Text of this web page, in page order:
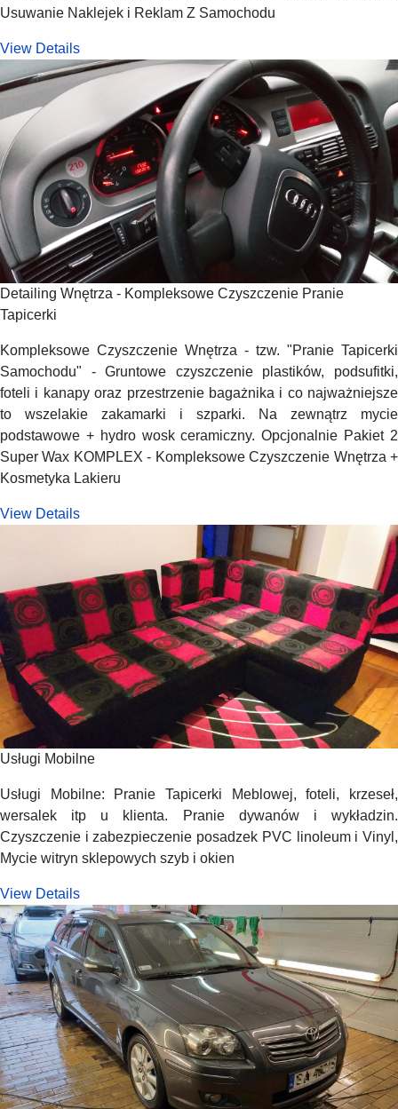
Usuwanie Naklejek i Reklam Z Samochodu
View Details
Detailing Wnętrza - Kompleksowe Czyszczenie Pranie
Tapicerki
Kompleksowe Czyszczenie Wnętrza - tzw. "Pranie Tapicerki
Samochodu" - Gruntowe czyszczenie plastików, podsufitki,
foteli i kanapy oraz przestrzenie bagażnika i co najważniejsze
to wszelakie zakamarki i szparki. Na zewnątrz mycie
podstawowe + hydro wosk ceramiczny. Opcjonalnie Pakiet 2
Super Wax KOMPLEX - Kompleksowe Czyszczenie Wnętrza +
Kosmetyka Lakieru
View Details
Usługi Mobilne
Usługi Mobilne: Pranie Tapicerki Meblowej, foteli, krzeseł,
wersalek itp u klienta. Pranie dywanów i wykładzin.
Czyszczenie i zabezpieczenie posadzek PVC linoleum i Vinyl,
Mycie witryn sklepowych szyb i okien
View Details